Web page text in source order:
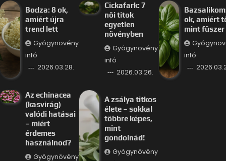
Bodza: 8 ok,
amiért újra
trend lett
Gyógynövény
infó
2026.03.28.
Cickafark: 7
női titok
egyetlen
növényben
Gyógynövény
infó
2026.03.26.
ok, amiért
mint fűszer
infó
Az echinacea
(kasvirág)
valódi hatásai
– miért
érdemes
használnod?
Gyógynövény
A zsálya titkos
élete – sokkal
többre képes,
mint
gondolnád!
Gyógynövény